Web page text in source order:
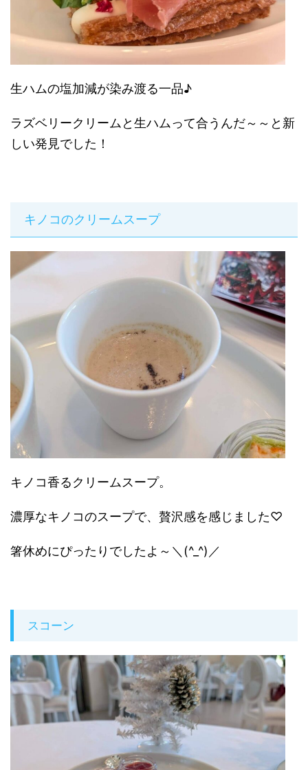
生ハムの塩加減が染み渡る一品♪
ラズベリークリームと生ハムって合うんだ～～と新
しい発見でした！
キノコのクリームスープ
キノコ香るクリームスープ。
濃厚なキノコのスープで、贅沢感を感じました♡
箸休めにぴったりでしたよ～＼(^_^)／
スコーン